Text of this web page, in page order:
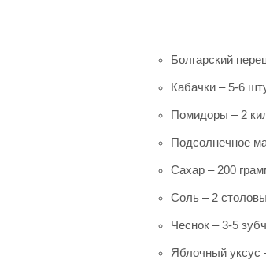
Болгарский
Кабачки – 5-6
Помидоры – 2
Подсолнечное
Сахар – 200
Соль – 2
Чеснок – 3-5
Яблочный уксус